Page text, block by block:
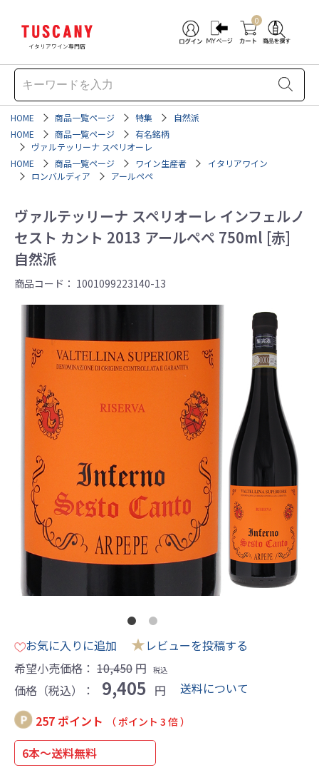
イタリアワイン専門店
0
HOME 商品一覧ページ 特集
自然派
HOME
商品一覧ページ
有名銘柄
ヴァルテッリーナ スペリオーレ
HOME
商品一覧ページ ワイン生産者
イタリアワイン
ロンバルディア
アールペペ
ヴァルテッリーナ スペリオーレ インフェルノ
セスト カント 2013 アールペペ 750ml [赤]
自然派
商品コード： 1001099223140-13
お気に入りに追加 ★レビューを投稿する
希望小売価格： 10,450 円 税込
価格（税込）： 9,405 円
送料について
257 ポイント
（ ポイント 3 倍 ）
6本～送料無料